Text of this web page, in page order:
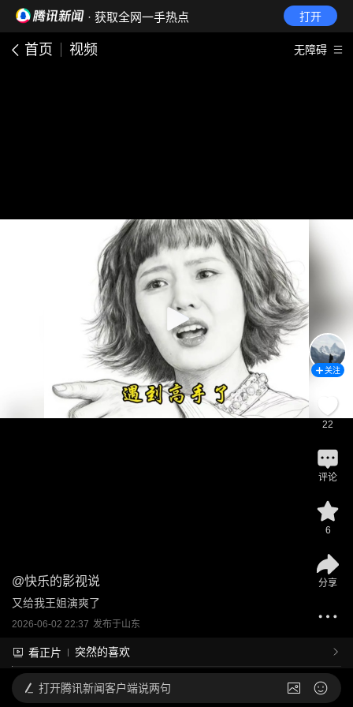
· 获取全网一手热点 打开
首页 视频 无障碍
@快乐的影视说
又给我王姐演爽了
2026-06-02 22:37 发布于山东
看正片 突然的喜欢
关注
22
评论
6
分享
打开腾讯新闻客户端说两句